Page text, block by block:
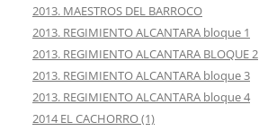
2013. MAESTROS DEL BARROCO
2013. REGIMIENTO ALCANTARA bloque 1
2013. REGIMIENTO ALCANTARA BLOQUE 2
2013. REGIMIENTO ALCANTARA bloque 3
2013. REGIMIENTO ALCANTARA bloque 4
2014 EL CACHORRO (1)